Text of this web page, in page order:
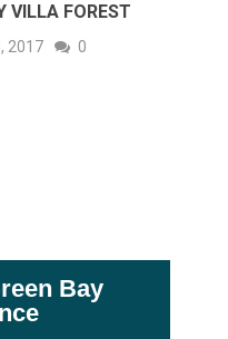
VILLA FOREST
2017 0
Bay